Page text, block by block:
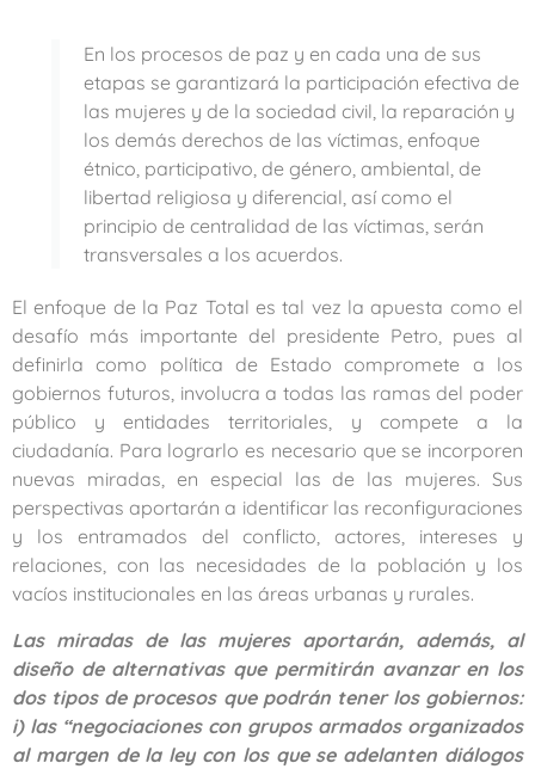
En los procesos de paz y en cada una de sus
etapas se garantizará la participación efectiva de
las mujeres y de la sociedad civil, la reparación y
los demás derechos de las víctimas, enfoque
étnico, participativo, de género, ambiental, de
libertad religiosa y diferencial, así como el
principio de centralidad de las víctimas, serán
transversales a los acuerdos.
El enfoque de la Paz Total es tal vez la apuesta como el
desafío más importante del presidente Petro, pues al
definirla como política de Estado compromete a los
gobiernos futuros, involucra a todas las ramas del poder
público y entidades territoriales, y compete a la
ciudadanía. Para lograrlo es necesario que se incorporen
nuevas miradas, en especial las de las mujeres. Sus
perspectivas aportarán a identificar las reconfiguraciones
y los entramados del conflicto, actores, intereses y
relaciones, con las necesidades de la población y los
vacíos institucionales en las áreas urbanas y rurales.
Las miradas de las mujeres aportarán, además, al
diseño de alternativas que permitirán avanzar en los
dos tipos de procesos que podrán tener los gobiernos:
i) las “negociaciones con grupos armados organizados
al margen de la ley con los que se adelanten diálogos